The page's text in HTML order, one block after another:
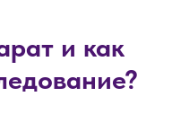
и как